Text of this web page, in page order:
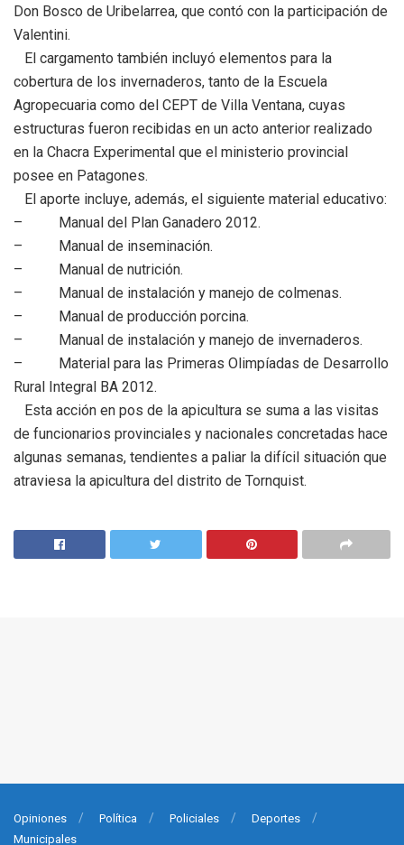
Don Bosco de Uribelarrea, que contó con la participación de
Valentini.
El cargamento también incluyó elementos para la
cobertura de los invernaderos, tanto de la Escuela
Agropecuaria como del CEPT de Villa Ventana, cuyas
estructuras fueron recibidas en un acto anterior realizado
en la Chacra Experimental que el ministerio provincial
posee en Patagones.
El aporte incluye, además, el siguiente material educativo:
– Manual del Plan Ganadero 2012.
– Manual de inseminación.
– Manual de nutrición.
– Manual de instalación y manejo de colmenas.
– Manual de producción porcina.
– Manual de instalación y manejo de invernaderos.
– Material para las Primeras Olimpíadas de Desarrollo
Rural Integral BA 2012.
Esta acción en pos de la apicultura se suma a las visitas
de funcionarios provinciales y nacionales concretadas hace
algunas semanas, tendientes a paliar la difícil situación que
atraviesa la apicultura del distrito de Tornquist.
Opiniones Política Policiales
Deportes
Municipales